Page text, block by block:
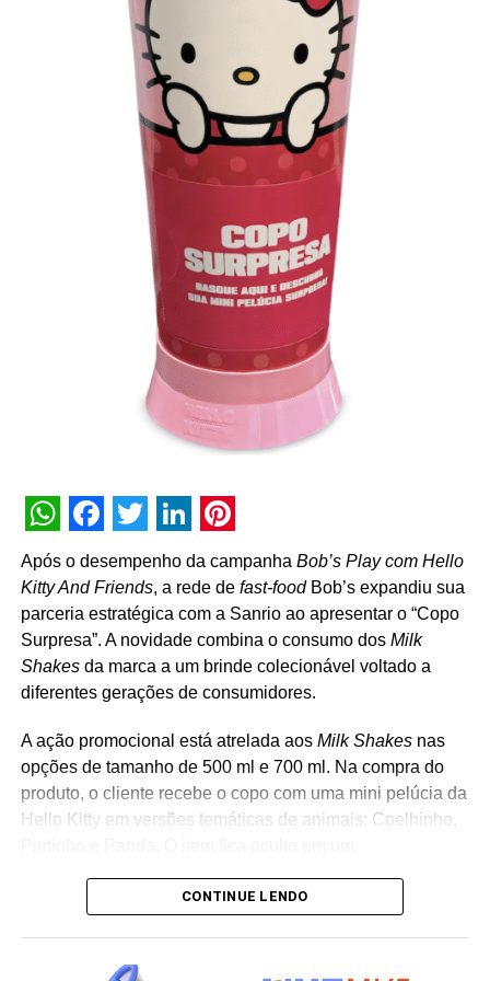
Pós-produção: Bogotá
Direção de Pós: Caja Guedes e Denise Azzi
Coordenador de Pós: Jéssica Marques
Atendimento de pós: Luiz Brito
Montagem: Raylane Caldas
Color Grading: Erick Moraes
Motion e VFX: Denise Azzi, Géssica Secchi, Tiago Bahia
Efeitos 3D e Packshot 3D: Marcio Engelke
Ilustração Stickers: Camila Barbieri (Xtreme)
Ilustração colagem: Luis Naza (Xtreme)
Animação colagem: Mateus Klein (Xtreme)
Gerente de projeto colagem: Thalyta Cavalli (Xtreme)
Produtora de Áudio:
Produtora: Pingado áudio
Direção Musical: Will Bone
Policarpo, Will Bone
(Extreme) Vitor Zafer.
Produção Executiva: Lu Novelli.
Atendimento: Guilhermina de Paula e Bruno Rodrigues
Coordenação de produção: João Pedro Juknevicius
Finalização: Lucas Weingaertner
Locução: Lou Schmidt
Ficha técnica Twitch
Agência:VMLY&R Brasil Propaganda Ltda
Cliente: Colgate-Palmolive
Adicione um Ah!núncio
Início da Campanha:Abril 2023**
WhatsApp
Facebook
Twitter
LinkedIn
Pinterest
Após o desempenho da campanha Bob’s Play com Hello
Kitty And Friends, a rede de fast-foodBob’s expandiu sua
parceria estratégica com a Sanrio ao apresentar o “Copo
Surpresa”. A novidade combina o consumo dos Milk
Shakesda marca a um brinde colecionável voltado a
diferentes gerações de consumidores.
A ação promocional está atrelada aos Milk Shakesnas
opções de tamanho de 500 ml e 700 ml. Na compra do
produto, o cliente recebe o copo com uma mini pelúcia da
Hello Kitty em versões temáticas de animais: Coelhinho,
personagem surpresa apenas no momento da abertura
criação de experiências afetivas para diferentes
CONTINUE LENDO